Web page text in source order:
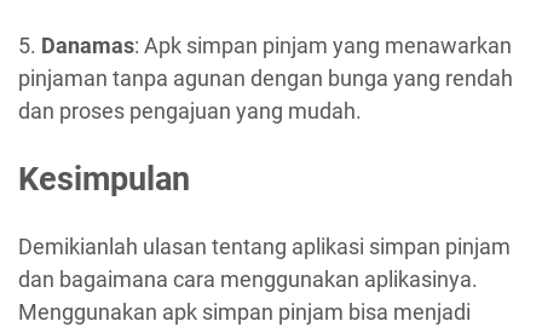
5. Danamas: Apk simpan pinjam yang menawarkan
pinjaman tanpa agunan dengan bunga yang rendah
dan proses pengajuan yang mudah.
Kesimpulan
Demikianlah ulasan tentang aplikasi simpan pinjam
dan bagaimana cara menggunakan aplikasinya.
Menggunakan apk simpan pinjam bisa menjadi